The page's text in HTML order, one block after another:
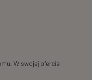
W swojej ofercie